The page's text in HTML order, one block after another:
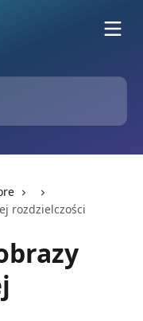
rozdzielczości